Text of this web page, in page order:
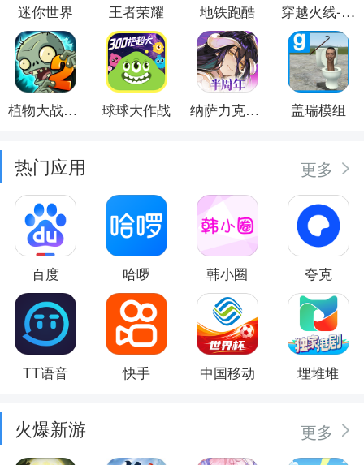
迷你世界 王者荣耀 地铁跑酷 穿越火线-枪战王者
植物大战僵尸2 球球大作战 纳萨力克之王 盖瑞模组
热门应用 更多
百度 哈啰 韩小圈 夸克
TT语音 快手 中国移动 埋堆堆
火爆新游 更多